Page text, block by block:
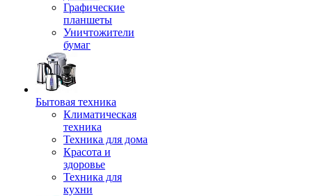
Графические
планшеты
Уничтожители
бумаг
Бытовая техника
Климатическая
техника
Техника для дома
Красота и
здоровье
Техника для
кухни